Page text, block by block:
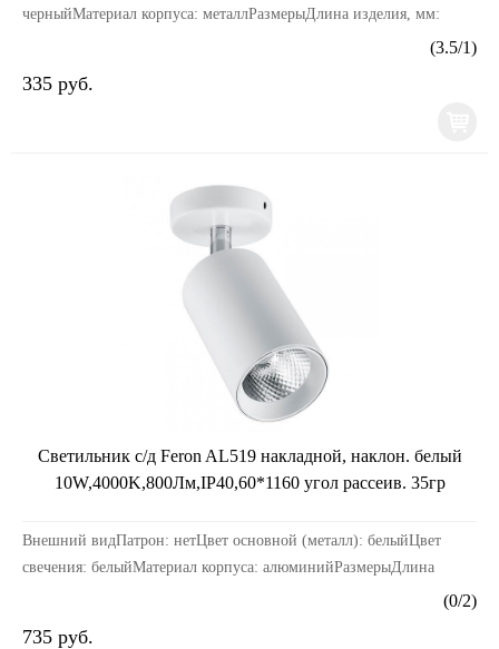
черныйМатериал корпуса: металлРазмерыДлина изделия, мм:
55Ширина изделия, мм: 55Высота изделия, мм: 70ЭлектрикаМо...
(3.5/1)
335 руб.
Светильник с/д Feron AL519 накладной, наклон. белый
10W,4000K,800Лм,IP40,60*1160 угол рассеив. 35гр
Внешний видПатрон: нетЦвет основной (металл): белыйЦвет
свечения: белыйМатериал корпуса: алюминийРазмерыДлина
(0/2)
735 руб.